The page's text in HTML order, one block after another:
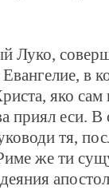
Луко,
в
яко
приял еси.
тя,
же ти